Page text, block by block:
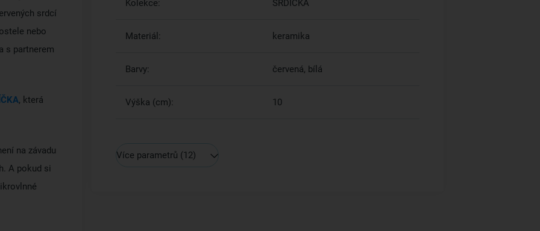
srdcí
nebo
s partnerem
, která
na závadu
A pokud si
Kolekce: SRDÍČKA
Materiál: keramika
Barvy: červená, bílá
Výška (cm): 10
Více parametrů (12)